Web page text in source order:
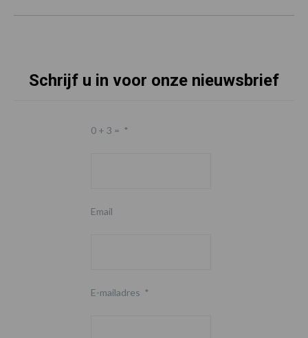
Schrijf u in voor onze nieuwsbrief
0 + 3 = *
Email
E-mailadres *